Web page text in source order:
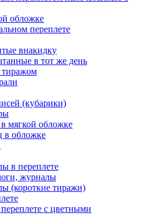
обложке
переплете
внакидку
в тот же день
(кубарики)
мягкой обложке
в обложке
в переплете
журналы
(короткие тиражи)
с цветными